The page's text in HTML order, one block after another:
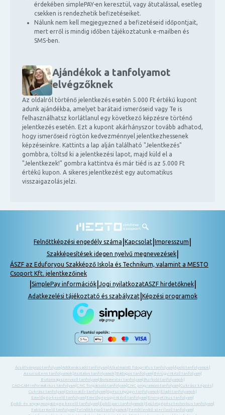
érdekében simplePAY-en keresztül, vagy átutalással, esetleg
csekken is rendezhetik befizetéseiket.
Nálunk nem kell megjegyezned a befizetéseid időpontjait,
mert erről is mindig időben tájékoztatunk e-mailben és
SMS-ben.
Ajándékok a tanfolyamot
elvégzőknek
Az oldalról történő jelentkezés esetén 5.000 Ft értékű kupont
adunk ajándékba, amelyet barátaid ismerőseid vagy Te is
felhasználhatsz korlátlanul egy következő képzésre történő
jelentkezés esetén. Ezt a kupont akárhányszor tovább adhatod,
hogy ismerőseid rögtön kedvezménnyel jelentkezhessenek
képzéseinkre. Kattints a lap alján található "Jelentkezés"
gombbra, töltsd ki a jelentkezési lapot, majd küld el a
"Jelentkezek!" gombra kattintva és már tiéd is az 5.000 Ft
értékű kupon. A sikeres jelentkezést egy automatikus
visszaigazolás jelzi.
Felnőttképzési engedély száma Kapcsolat Impresszum
Szakképesítések idegen nyelvű megnevezések|
ÁSZF az Eduforyou Szakképző Iskola és Technikum, valamint a MESTO
Csoport Kft. jelentkezőinek
SimplePay információk| Jogi nyilatkozatASZF hirdetőknek|
Adatkezelési tájékoztató és szabályzat| Képzési programok
Ácsállványozó tanfolyam| Adótanácsadó tanfolyam| Alkalmazott fotográfus tanfolyam| Ápoló tanfolyamok
Asszisztens tanfolyamok Asztalos tanfolyamok Bádogos tanfolyam| Bérügyintéző tanfolyam|
Biztonságszervező tanfolyam| Boncmester tanfolyam| Burkoló tanfolyamok
CAD-CAM informatikus tanfolyam| CNC forgácsoló tanfolyam| CNC programozó tanfolyam| Cukrász képzés
Cukrász tanfolyam| Dekoratőr tanfolyam| Egészségügyi tanfolyamok Eladó tanfolyamok
Emelőgép-kezelő tanfolyam Emelőgép-ügyintéző tanfolyam Energetikus tanfolyam
Építő- és anyagmozgató gép kezelő tanfolyam Építőipari tanfolyamok Épületgépész technikus tanfolyam
Fakitermelő tanfolyam Felnőttképző tanfolyamok Fertőtlenítő sterilező tanfolyam